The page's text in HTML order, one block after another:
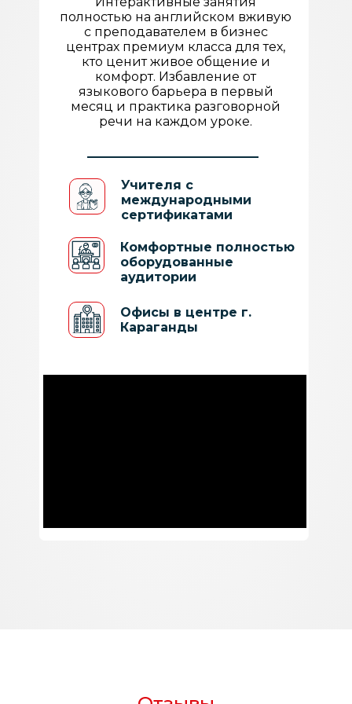
полностью на английском вживую
с преподавателем в бизнес
центрах премиум класса для тех,
кто ценит живое общение и
комфорт. Избавление от
языкового барьера в первый
месяц и практика разговорной
речи на каждом уроке.
Учителя с
международными
сертификатами
Комфортные полностью
оборудованные
аудитории
Офисы в центре г.
Караганды
онлайн занятий, которая включает
в себя видео чат с учителем,
электронный учебник,
разнообразные упражнения и
вебинарные комнаты для работы в
парах и мини группах.
Занимайтесь онлайн во время
командировок и отпуска, а по
возвращении продолжайте
школы.
Интерактивные задания
Удобный современный
интерфейс
Технологии контроля
успеваемости